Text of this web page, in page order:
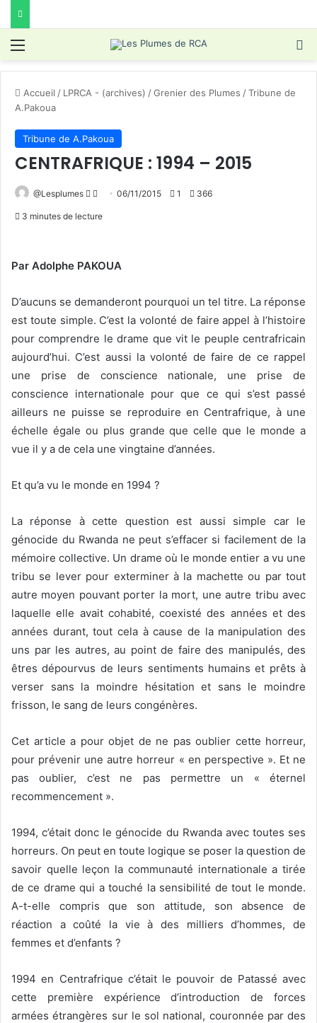
Menu
Accueil / LPRCA - (archives) /Grenier des Plumes /Tribune de
A.Pakoua
Tribune de A.Pakoua
CENTRAFRIQUE : 1994 – 2015
@Lesplumes
Follow
Envoyer06/11/2015 1 366
3 minutes de lecture
Par Adolphe PAKOUA
D’aucuns se demanderont pourquoi un tel titre. La réponse
est toute simple. C’est la volonté de faire appel à l’histoire
pour comprendre le drame que vit le peuple centrafricain
aujourd’hui. C’est aussi la volonté de faire de ce rappel
une prise de conscience nationale, une prise de
conscience internationale pour que ce qui s’est passé
ailleurs ne puisse se reproduire en Centrafrique, à une
échelle égale ou plus grande que celle que le monde a
vue il y a de cela une vingtaine d’années.
Et qu’a vu le monde en 1994 ?
La réponse à cette question est aussi simple car le
génocide du Rwanda ne peut s’effacer si facilement de la
mémoire collective. Un drame où le monde entier a vu une
tribu se lever pour exterminer à la machette ou par tout
autre moyen pouvant porter la mort, une autre tribu avec
laquelle elle avait cohabité, coexisté des années et des
années durant, tout cela à cause de la manipulation des
uns par les autres, au point de faire des manipulés, des
êtres dépourvus de leurs sentiments humains et prêts à
verser sans la moindre hésitation et sans le moindre
frisson, le sang de leurs congénères.
Cet article a pour objet de ne pas oublier cette horreur,
pour prévenir une autre horreur « en perspective ». Et ne
pas oublier, c’est ne pas permettre un « éternel
recommencement ».
1994, c’était donc le génocide du Rwanda avec toutes ses
horreurs. On peut en toute logique se poser la question de
savoir quelle leçon la communauté internationale a tirée
de ce drame qui a touché la sensibilité de tout le monde.
A-t-elle compris que son attitude, son absence de
réaction a coûté la vie à des milliers d’hommes, de
femmes et d’enfants ?
1994 en Centrafrique c’était le pouvoir de Patassé avec
cette première expérience d’introduction de forces
armées étrangères sur le sol national, couronnée par des